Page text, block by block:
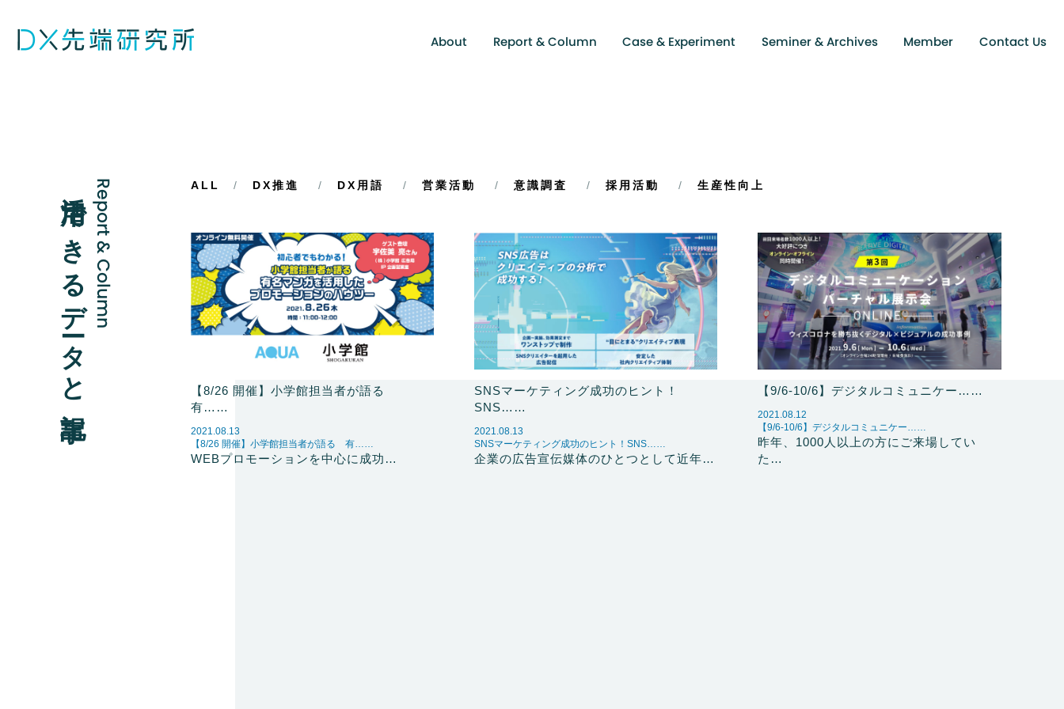
About Report & Column Case & Experiment Seminer & Archives Member Contact Us
活用できるデータと記事Report & Column ALL DX推進 DX用語 営業活動 意識調査 採用活動 生産性向上
【8/26 開催】小学館担当者が語る
有……
2021.08.13
【8/26 開催】小学館担当者が語る 有……
WEBプロモーションを中心に成功…
SNSマーケティング成功のヒント！
SNS……
2021.08.13
SNSマーケティング成功のヒント！SNS……
企業の広告宣伝媒体のひとつとして近年…
【9/6-10/6】デジタルコミュニケー……
2021.08.12
【9/6-10/6】デジタルコミュニケー……
昨年、1000人以上の方にご来場してい
た…